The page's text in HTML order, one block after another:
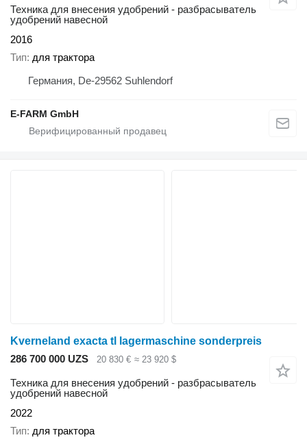
Техника для внесения удобрений - разбрасыватель
удобрений навесной
2016
Тип для трактора
Германия, De-29562 Suhlendorf
E-FARM GmbH
Kverneland exacta tl lagermaschine sonderpreis
286 700 000 UZS
20 830 € ≈ 23 920 $
Техника для внесения удобрений - разбрасыватель
удобрений навесной
2022
Тип для трактора